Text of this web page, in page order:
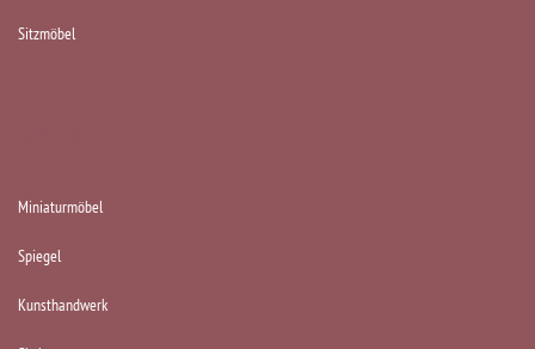
Sitzmöbel
Miniaturmöbel
Spiegel
Kunsthandwerk